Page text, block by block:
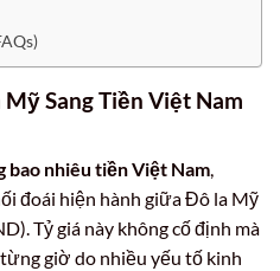
Sang Tiền Việt Nam
bao nhiêu tiền Việt Nam,
đoái hiện hành giữa Đô la Mỹ
Tỷ giá này không cố định mà
giờ do nhiều yếu tố kinh